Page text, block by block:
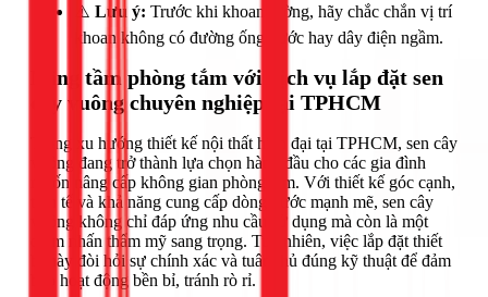
⚠️ Lưu ý: Trước khi khoan tường, hãy chắc chắn vị trí
khoan không có đường ống nước hay dây điện ngầm.
Nâng tầm phòng tắm với dịch vụ lắp đặt sen
cây vuông chuyên nghiệp tại TPHCM
Trong xu hướng thiết kế nội thất hiện đại tại TPHCM, sen cây
vuông đang trở thành lựa chọn hàng đầu cho các gia đình
muốn nâng cấp không gian phòng tắm. Với thiết kế góc cạnh,
tinh tế và khả năng cung cấp dòng nước mạnh mẽ, sen cây
vuông không chỉ đáp ứng nhu cầu sử dụng mà còn là một
điểm nhấn thẩm mỹ sang trọng. Tuy nhiên, việc lắp đặt thiết
bị này đòi hỏi sự chính xác và tuân thủ đúng kỹ thuật để đảm
bảo hoạt động bền bỉ, tránh rò rỉ.